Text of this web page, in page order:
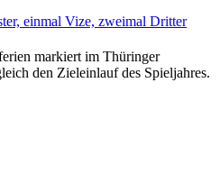
einmal Vize, zweimal Dritter
markiert im Thüringer
den Zieleinlauf des Spieljahres.